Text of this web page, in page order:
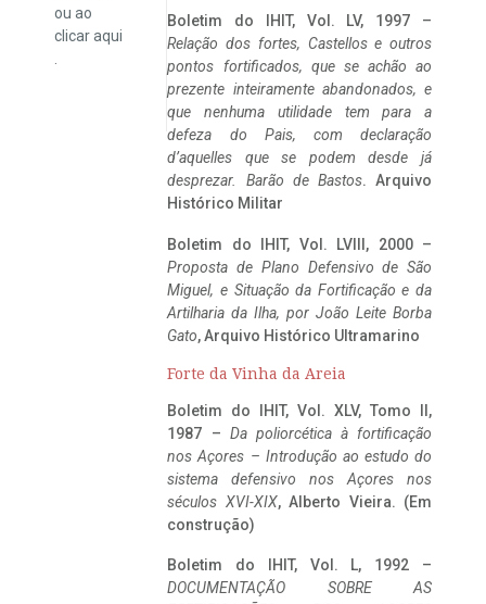
ou ao
clicaraqui
Boletim do IHIT, Vol. LV, 1997 –
Relação dos fortes, Castellos e outros
pontos fortificados, que se achão ao
prezente inteiramente abandonados, e
que nenhuma utilidade tem para a
defeza do Pais, com declaração
d’aquelles que se podem desde já
desprezar. Barão de Bastos. Arquivo
Histórico Militar
Boletim do IHIT, Vol. LVIII, 2000 –
Proposta de Plano Defensivo de São
Miguel, e Situação da Fortificação e da
Artilharia da Ilha, por João Leite Borba
Gato, Arquivo Histórico Ultramarino
Forte da Vinha da Areia
Boletim do IHIT, Vol. XLV, Tomo II,
1987 – Da poliorcética à fortificação
nos Açores – Introdução ao estudo do
sistema defensivo nos Açores nos
séculos XVI-XIX, Alberto Vieira. (Em
construção)
Boletim do IHIT, Vol. L, 1992 –
DOCUMENTAÇÃO SOBRE AS